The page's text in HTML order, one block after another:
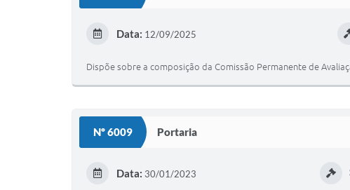
Data: 12/09/2025
Dispõe sobre a composição da Comissão Permanente de
Nº 6009 Portaria
Data: 30/01/2023